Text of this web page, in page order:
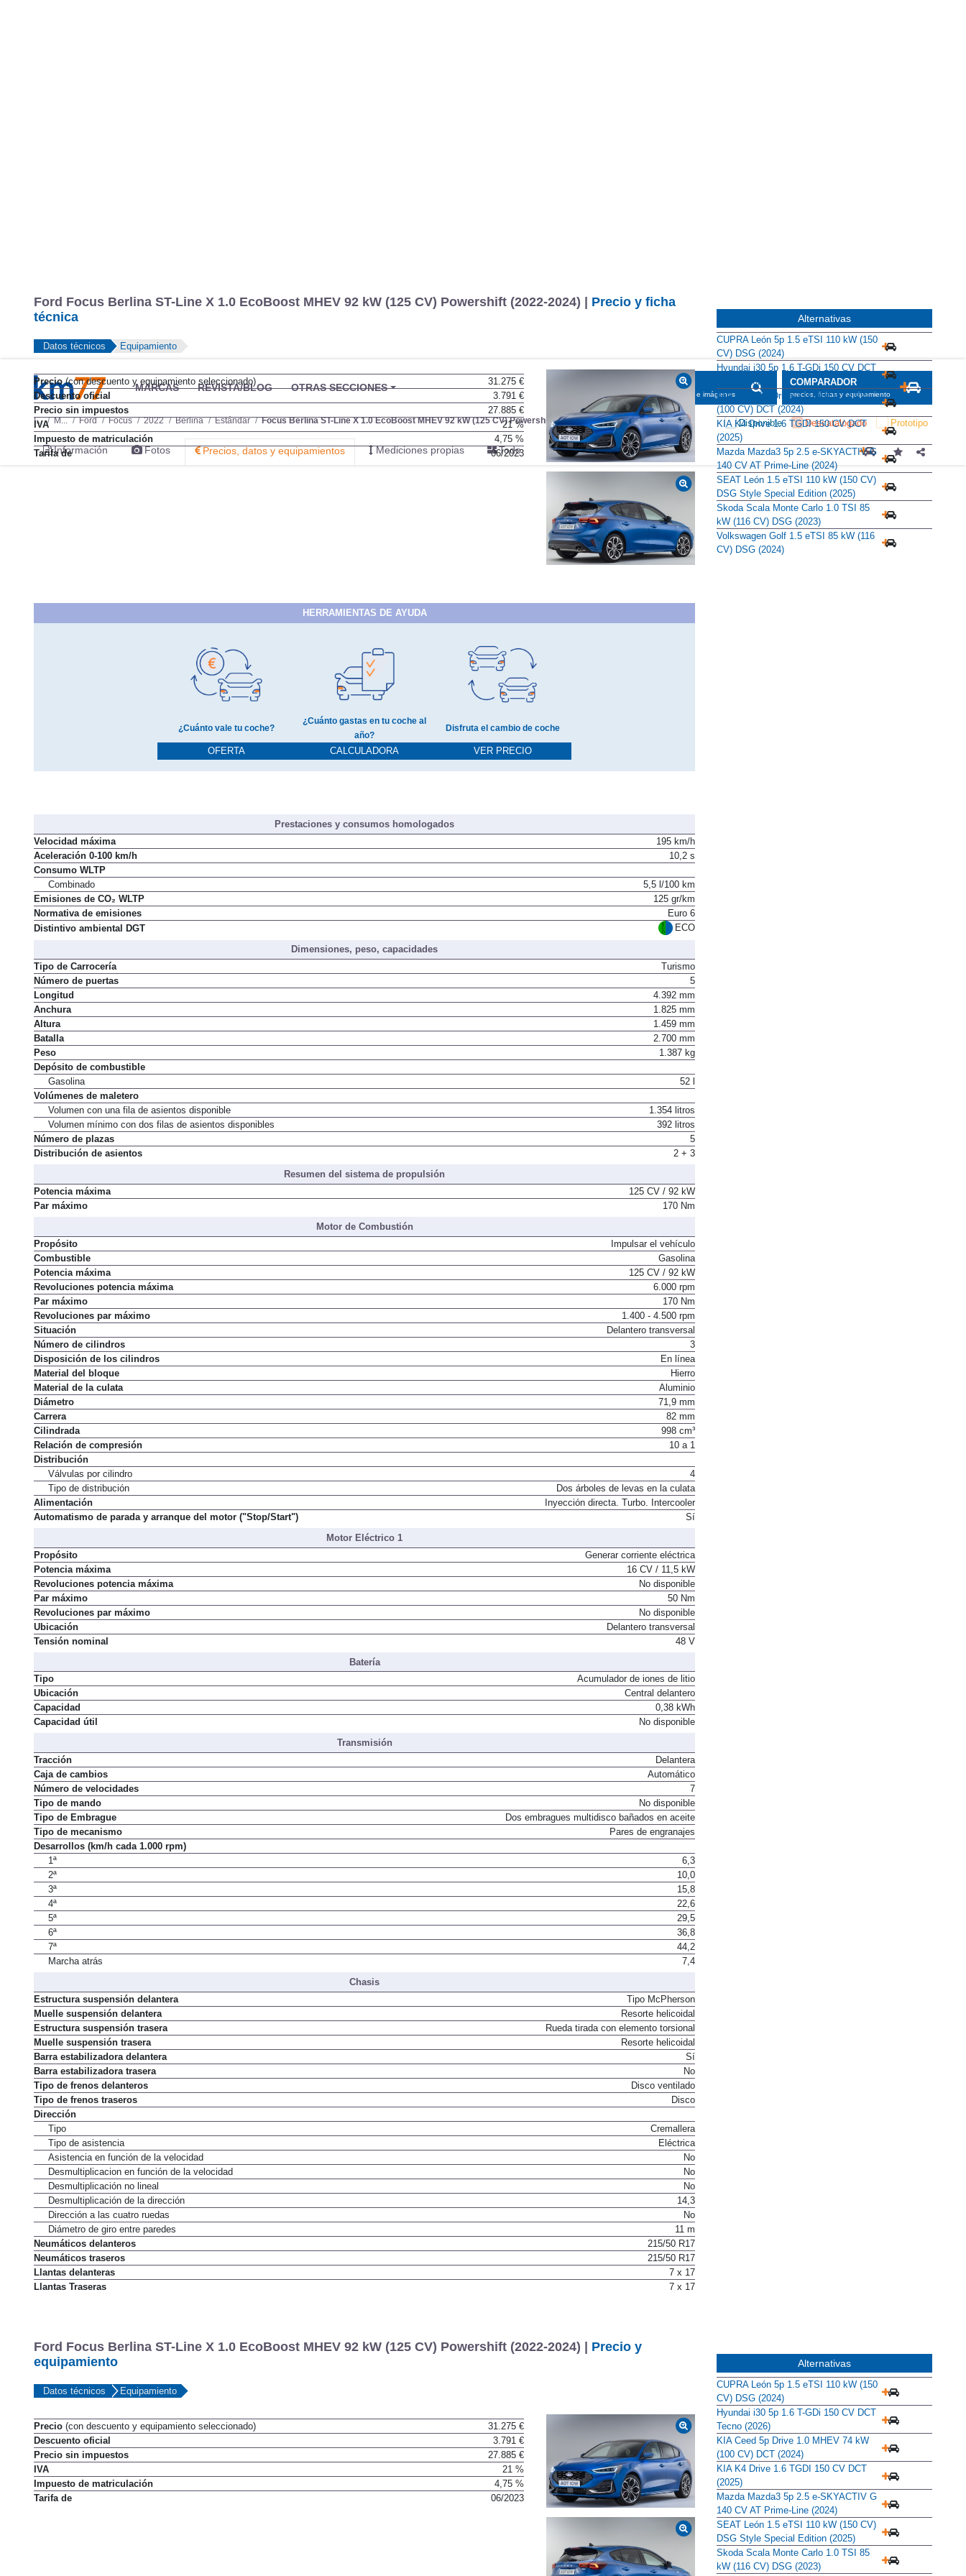
Ford Focus Berlina ST-Line X 1.0 EcoBoost MHEV 92 kW (125 CV) Powershift (2022-2024) |
Precio y ficha
Precio(con descuento y equipamiento seleccionado)
31.275 €
Descuento oficial
3.791 €
Precio sin impuestos
27.885 €
IVA
21 %
Impuesto de matriculación
4,75 %
HERRAMIENTAS DE AYUDA
OFERTA
¿Cuánto gastas en tu coche al
año?
CALCULADORA VER PRECIO
Prestaciones y consumos homologados
Velocidad máxima
195 km/h
Aceleración 0-100 km/h
Consumo WLTP
Combinado
5,5 l/100 km
Emisiones de CO₂ WLTP
125 gr/km
Normativa de emisiones
Euro 6
Dimensiones, peso, capacidades
Tipo de Carrocería
Turismo
Número de puertas
5
Longitud
4.392 mm
Anchura
1.825 mm
Altura
1.459 mm
Batalla
2.700 mm
Peso
Depósito de combustible
Gasolina
Volúmenes de maletero
Volumen con una fila de asientos disponible
1.354 litros
Volumen mínimo con dos filas de asientos disponibles
392 litros
Número de plazas
5
Resumen del sistema de propulsión
Potencia máxima
125 CV / 92 kW
Motor de Combustión
Propósito
Impulsar el vehículo
Combustible
Gasolina
Potencia máxima
125 CV / 92 kW
Revoluciones potencia máxima
6.000 rpm
Par máximo
170 Nm
Revoluciones par máximo
1.400 - 4.500 rpm
Situación
Delantero transversal
Número de cilindros
3
Disposición de los cilindros
En línea
Material del bloque
Hierro
Material de la culata
Aluminio
Diámetro
71,9 mm
Carrera
82 mm
Cilindrada
998 cm³
Relación de compresión
Distribución
Válvulas por cilindro
4
Tipo de distribución
Dos árboles de levas en la culata
Alimentación
Inyección directa. Turbo. Intercooler
Motor Eléctrico 1
Propósito
Generar corriente eléctrica
Potencia máxima
16 CV / 11,5 kW
Revoluciones potencia máxima
No disponible
Par máximo
50 Nm
Revoluciones par máximo
No disponible
Ubicación
Delantero transversal
Batería
Tipo
Acumulador de iones de litio
Ubicación
Central delantero
Capacidad
0,38 kWh
Transmisión
Tracción
Delantera
Caja de cambios
Automático
Número de velocidades
7
Tipo de mando
No disponible
Tipo de Embrague
Dos embragues multidisco bañados en aceite
Tipo de mecanismo
Desarrollos (km/h cada 1.000 rpm)
1ª
6,3
2ª
10,0
3ª
15,8
4ª
22,6
5ª
29,5
6ª
36,8
7ª
44,2
Chasis
Estructura suspensión delantera
Tipo McPherson
Muelle suspensión delantera
Resorte helicoidal
Estructura suspensión trasera
Rueda tirada con elemento torsional
Muelle suspensión trasera
Resorte helicoidal
Barra estabilizadora delantera
Sí
Barra estabilizadora trasera
No
Tipo de frenos delanteros
Disco ventilado
Tipo de frenos traseros
Dirección
Tipo
Cremallera
Tipo de asistencia
Eléctrica
Asistencia en función de la velocidad
No
Desmultiplicacion en función de la velocidad
No
Desmultiplicación no lineal
No
Desmultiplicación de la dirección
14,3
Dirección a las cuatro ruedas
No
Diámetro de giro entre paredes
11 m
Neumáticos delanteros
215/50 R17
Neumáticos traseros
215/50 R17
Llantas delanteras
7 x 17
Alternativas
CUPRA León 5p 1.5 eTSI 110 kW (150
CV) DSG (2024)
Hyundai i30 5p 1.6 T-GDi 150 CV DCT
Tecno (2026)
KIA Ceed 5p Drive 1.0 MHEV 74 kW
(100 CV) DCT (2024)
KIA K4 Drive 1.6 TGDI 150 CV DCT
(2025)
Mazda Mazda3 5p 2.5 e-SKYACTIV G
140 CV AT Prime-Line (2024)
SEAT León 1.5 eTSI 110 kW (150 CV)
DSG Style Special Edition (2025)
Skoda Scala Monte Carlo 1.0 TSI 85
kW (116 CV) DSG (2023)
Volkswagen Golf 1.5 eTSI 85 kW (116
Ford Focus Berlina ST-Line X 1.0 EcoBoost MHEV 92 kW (125 CV) Powershift (2022-2024) |
Precio y
equipamiento
Precio(con descuento y equipamiento seleccionado)
31.275 €
Descuento oficial
3.791 €
Precio sin impuestos
27.885 €
IVA
21 %
Impuesto de matriculación
4,75 %
Alternativas
CUPRA León 5p 1.5 eTSI 110 kW (150
CV) DSG (2024)
Hyundai i30 5p 1.6 T-GDi 150 CV DCT
Tecno (2026)
KIA Ceed 5p Drive 1.0 MHEV 74 kW
(100 CV) DCT (2024)
KIA K4 Drive 1.6 TGDI 150 CV DCT
(2025)
Mazda Mazda3 5p 2.5 e-SKYACTIV G
140 CV AT Prime-Line (2024)
SEAT León 1.5 eTSI 110 kW (150 CV)
DSG Style Special Edition (2025)
Skoda Scala Monte Carlo 1.0 TSI 85